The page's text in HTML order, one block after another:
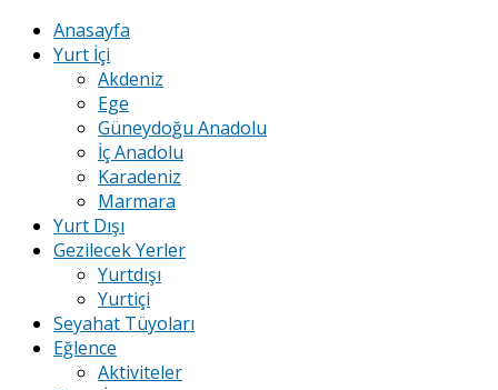
Anasayfa
Yurt İçi
Akdeniz
Ege
Güneydoğu Anadolu
İç Anadolu
Karadeniz
Marmara
Yurt Dışı
Gezilecek Yerler
Yurtdışı
Yurtiçi
Seyahat Tüyoları
Eğlence
Aktiviteler